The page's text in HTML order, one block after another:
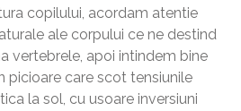
copilului, acordam atentie
ale corpului ce ne destind
vertebrele, apoi intindem bine
picioare care scot tensiunile
la sol, cu usoare inversiuni